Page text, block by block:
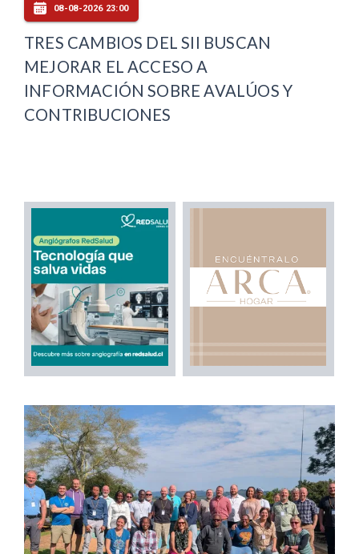
08-08-2026 23:00
TRES CAMBIOS DEL SII BUSCAN
MEJORAR EL ACCESO A
INFORMACIÓN SOBRE AVALÚOS Y
CONTRIBUCIONES